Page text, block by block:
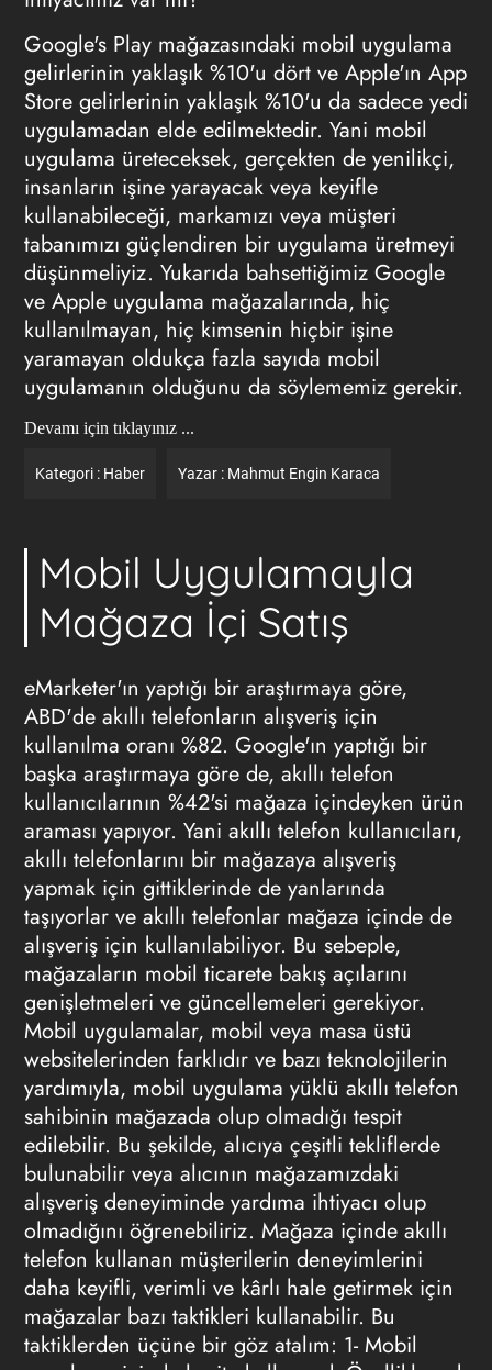
Google's Play mağazasındaki mobil uygulama
gelirlerinin yaklaşık %10'u dört ve Apple'ın App
Store gelirlerinin yaklaşık %10'u da sadece yedi
uygulamadan elde edilmektedir. Yani mobil
uygulama üreteceksek, gerçekten de yenilikçi,
insanların işine yarayacak veya keyifle
kullanabileceği, markamızı veya müşteri
tabanımızı güçlendiren bir uygulama üretmeyi
düşünmeliyiz. Yukarıda bahsettiğimiz Google
ve Apple uygulama mağazalarında, hiç
kullanılmayan, hiç kimsenin hiçbir işine
yaramayan oldukça fazla sayıda mobil
uygulamanın olduğunu da söylememiz gerekir.
Devamı için tıklayınız ...
Kategori : Haber Yazar : Mahmut Engin Karaca
Mobil Uygulamayla
Mağaza İçi Satış
eMarketer'ın yaptığı bir araştırmaya göre,
ABD'de akıllı telefonların alışveriş için
kullanılma oranı %82. Google'ın yaptığı bir
başka araştırmaya göre de, akıllı telefon
kullanıcılarının %42'si mağaza içindeyken ürün
araması yapıyor. Yani akıllı telefon kullanıcıları,
akıllı telefonlarını bir mağazaya alışveriş
yapmak için gittiklerinde de yanlarında
taşıyorlar ve akıllı telefonlar mağaza içinde de
alışveriş için kullanılabiliyor. Bu sebeple,
mağazaların mobil ticarete bakış açılarını
genişletmeleri ve güncellemeleri gerekiyor.
Mobil uygulamalar, mobil veya masa üstü
websitelerinden farklıdır ve bazı teknolojilerin
yardımıyla, mobil uygulama yüklü akıllı telefon
sahibinin mağazada olup olmadığı tespit
edilebilir. Bu şekilde, alıcıya çeşitli tekliflerde
bulunabilir veya alıcının mağazamızdaki
alışveriş deneyiminde yardıma ihtiyacı olup
olmadığını öğrenebiliriz. Mağaza içinde akıllı
telefon kullanan müşterilerin deneyimlerini
daha keyifli, verimli ve kârlı hale getirmek için
mağazalar bazı taktikleri kullanabilir. Bu
taktiklerden üçüne bir göz atalım: 1- Mobil